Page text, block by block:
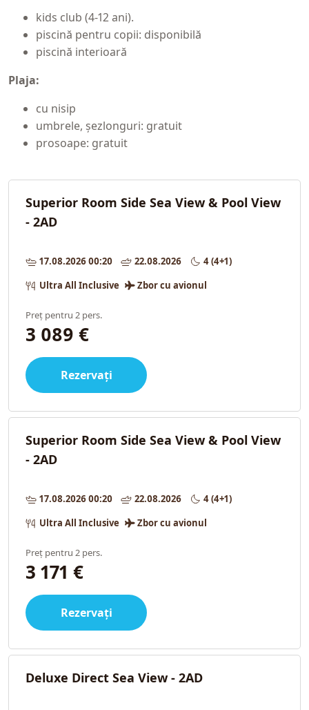
kids club (4-12 ani).
piscină pentru copii: disponibilă
piscină interioară
Plaja:
cu nisip
umbrele, șezlonguri: gratuit
prosoape: gratuit
Superior Room Side Sea View & Pool View
- 2AD
17.08.2026 00:20 22.08.2026
4 (4+1)
Ultra All Inclusive
Zbor cu avionul
Preț pentru 2 pers.
3 089 €
Rezervați
Superior Room Side Sea View & Pool View
- 2AD
17.08.2026 00:20 22.08.2026
4 (4+1)
Ultra All Inclusive
Zbor cu avionul
Preț pentru 2 pers.
3 171 €
Rezervați
Deluxe Direct Sea View - 2AD